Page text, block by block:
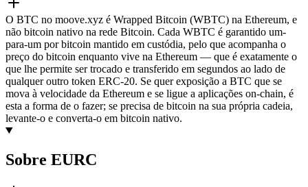
O BTC no moove.xyz é Wrapped Bitcoin (WBTC) na Ethereum, e
não bitcoin nativo na rede Bitcoin. Cada WBTC é garantido um-
para-um por bitcoin mantido em custódia, pelo que acompanha o
preço do bitcoin enquanto vive na Ethereum — que é exatamente o
que lhe permite ser trocado e transferido em segundos ao lado de
qualquer outro token ERC-20. Se quer exposição a BTC que se
mova à velocidade da Ethereum e se ligue a aplicações on-chain, é
esta a forma de o fazer; se precisa de bitcoin na sua própria cadeia,
levante-o e converta-o em bitcoin nativo.
Sobre EURC